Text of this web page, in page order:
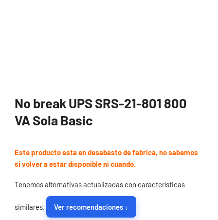
No break UPS SRS-21-801 800
VA Sola Basic
Este producto esta en desabasto de fabrica, no sabemos
si volver a estar disponible ni cuando.
Tenemos alternativas actualizadas con características
similares. Ver recomendaciones ↓